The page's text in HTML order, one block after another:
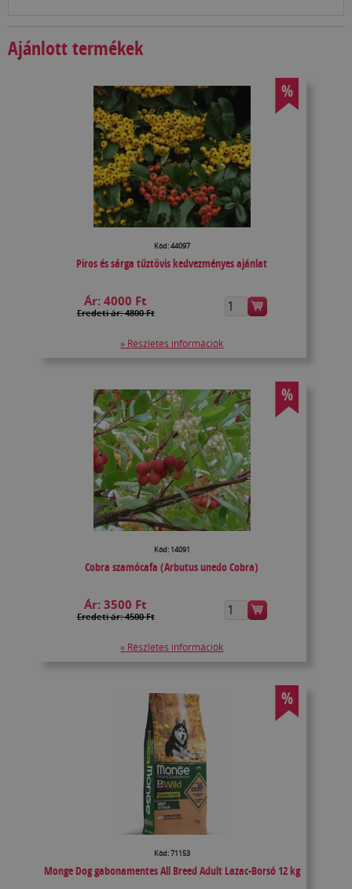
Ajánlott termékek
%
Kód: 44097
Piros és sárga tűztövis kedvezményes ajánlat
Ár:4000 Ft
Eredeti ár: 4800 Ft
» Részletes információk
%
Kód: 14091
Cobra szamócafa (Arbutus unedo Cobra)
Ár:3500 Ft
Eredeti ár: 4500 Ft
» Részletes információk
%
Kód: 71153
Monge Dog gabonamentes All Breed Adult Lazac-Borsó 12 kg